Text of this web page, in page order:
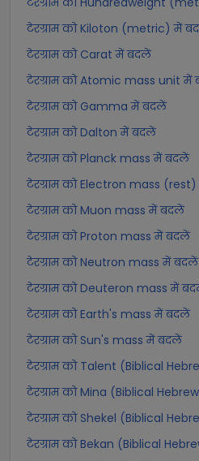
टेरग्राम को Kiloton (metric) में
टेरग्राम को Carat में बदलें
टेरग्राम को Atomic mass unit में
टेरग्राम को Gamma में बदलें
टेरग्राम को Dalton में बदलें
टेरग्राम को Planck mass में बदलें
टेरग्राम को Electron mass
टेरग्राम को Muon mass में बदलें
टेरग्राम को Proton mass में बदलें
टेरग्राम को Neutron mass में बदलें
टेरग्राम को Deuteron mass में
टेरग्राम को Earth's mass में बदलें
टेरग्राम को Sun's mass में बदलें
टेरग्राम को Talent (Biblical
टेरग्राम को Mina (Biblical
टेरग्राम को Shekel (Biblical
टेरग्राम को Bekan (Biblical